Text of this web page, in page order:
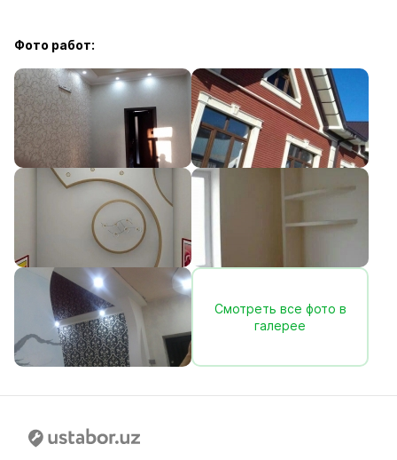
Фото работ:
Смотреть все фото в
галерее